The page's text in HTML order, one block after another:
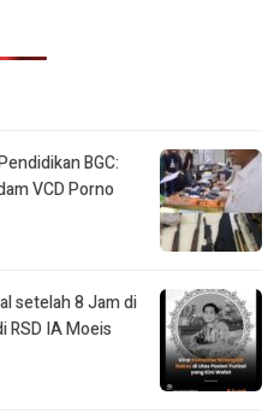
BGC:
VCD Porno
setelah 8 Jam di
RSD IA Moeis